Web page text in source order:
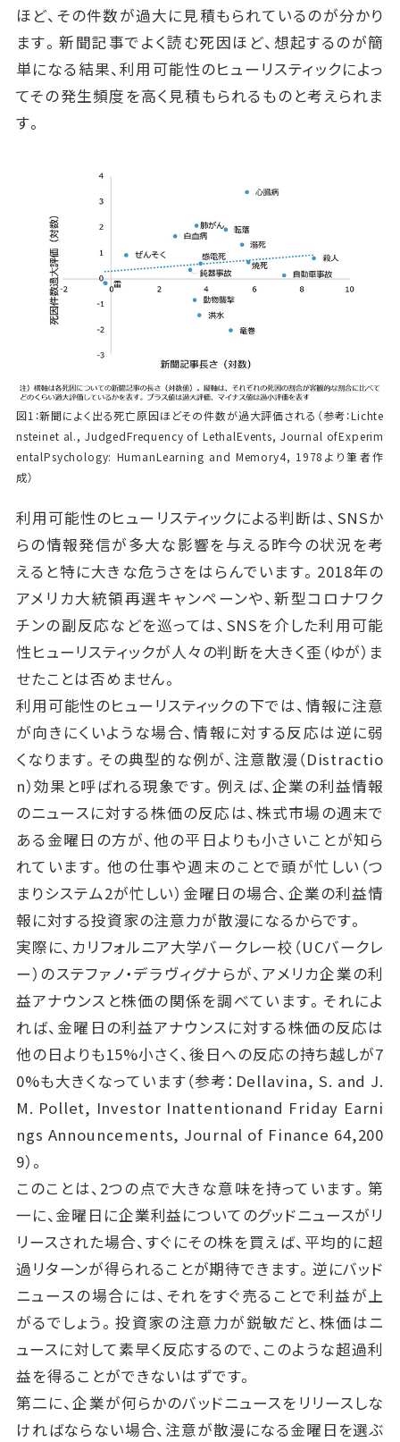
ほど、その件数が過大に見積もられているのが分かり
ます。新聞記事でよく読む死因ほど、想起するのが簡
単になる結果、利用可能性のヒューリスティックによっ
てその発生頻度を高く見積もられるものと考えられま
す。
図1：新聞によく出る死亡原因ほどその件数が過大評価される（参考：Lichte
nsteinet al., JudgedFrequency of LethalEvents, Journal ofExperim
entalPsychology: HumanLearning and Memory4, 1978より筆者作
成）
利用可能性のヒューリスティックによる判断は、SNSか
らの情報発信が多大な影響を与える昨今の状況を考
えると特に大きな危うさをはらんでいます。2018年の
アメリカ大統領再選キャンペーンや、新型コロナワク
チンの副反応などを巡っては、SNSを介した利用可能
性ヒューリスティックが人々の判断を大きく歪（ゆが）ま
せたことは否めません。
利用可能性のヒューリスティックの下では、情報に注意
が向きにくいような場合、情報に対する反応は逆に弱
くなります。その典型的な例が、注意散漫（Distractio
n）効果と呼ばれる現象です。例えば、企業の利益情報
のニュースに対する株価の反応は、株式市場の週末で
ある金曜日の方が、他の平日よりも小さいことが知ら
れています。他の仕事や週末のことで頭が忙しい（つ
まりシステム2が忙しい）金曜日の場合、企業の利益情
報に対する投資家の注意力が散漫になるからです。
実際に、カリフォルニア大学バークレー校（UCバークレ
ー）のステファノ・デラヴィグナらが、アメリカ企業の利
益アナウンスと株価の関係を調べています。それによ
れば、金曜日の利益アナウンスに対する株価の反応は
他の日よりも15%小さく、後日への反応の持ち越しが7
0%も大きくなっています（参考：Dellavina, S. and J.
M. Pollet, Investor Inattentionand Friday Earni
ngs Announcements, Journal of Finance 64,200
9）。
このことは、2つの点で大きな意味を持っています。第
一に、金曜日に企業利益についてのグッドニュースがリ
リースされた場合、すぐにその株を買えば、平均的に超
過リターンが得られることが期待できます。逆にバッド
ニュースの場合には、それをすぐ売ることで利益が上
がるでしょう。投資家の注意力が鋭敏だと、株価はニ
ュースに対して素早く反応するので、このような超過利
益を得ることができないはずです。
第二に、企業が何らかのバッドニュースをリリースしな
ければならない場合、注意が散漫になる金曜日を選ぶ